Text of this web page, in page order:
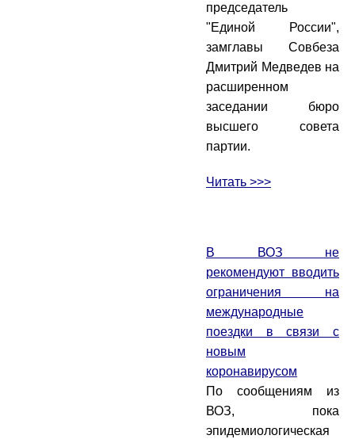
председатель
"Единой России",
замглавы Совбеза
Дмитрий Медведев на
расширенном
заседании бюро
высшего совета
партии.
Читать >>>
В ВОЗ не
рекомендуют вводить
ограничения на
международные
поездки в связи с
новым
коронавирусом
По сообщениям из
ВОЗ, пока
эпидемиологическая